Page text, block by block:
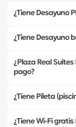
¿Tiene Desayuno
¿Tiene Desayuno
¿Plaza Real
pago?
¿Tiene Pileta
¿Tiene Wi-Fi